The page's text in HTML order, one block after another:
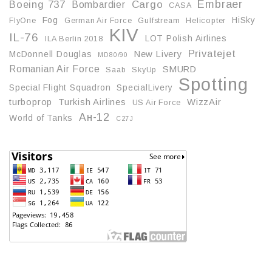
Boeing 737 Bombardier Cargo CASA Embraer
FlyOne Fog German Air Force Gulfstream Helicopter HiSky
IL-76 ILA Berlin 2018 KIV
LOT Polish Airlines
McDonnell Douglas
MD80/90 New Livery Privatejet
Romanian Air Force Saab SkyUp
SMURD
Special Flight Squadron
SpecialLivery Spotting
turboprop Turkish Airlines US Air Force
WizzAir
World of Tanks
Ан-12 С27J